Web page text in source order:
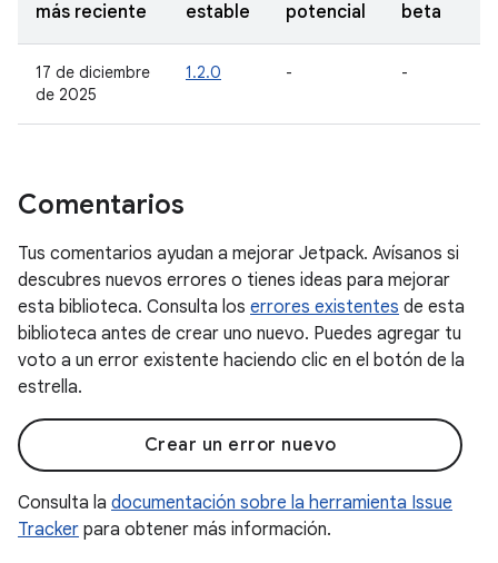
más reciente
estable
potencial
beta
17 de diciembre
de 2025
1.2.0 - -
Comentarios
Tus comentarios ayudan a mejorar Jetpack. Avísanos si
descubres nuevos errores o tienes ideas para mejorar
esta biblioteca. Consulta los errores existentes de esta
biblioteca antes de crear uno nuevo. Puedes agregar tu
voto a un error existente haciendo clic en el botón de la
estrella.
Crear un error nuevo
Consulta la documentación sobre la herramienta Issue
Tracker para obtener más información.